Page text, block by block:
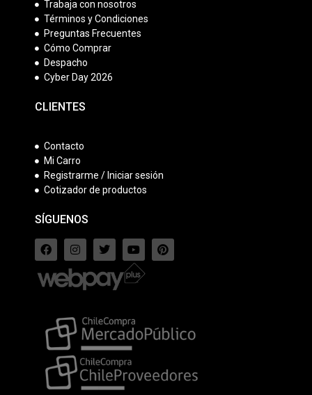
Trabaja con nosotros
Términos y Condiciones
Preguntas Frecuentes
Cómo Comprar
Despacho
Cyber Day 2026
CLIENTES
Contacto
Mi Carro
Registrarme / Iniciar sesión
Cotizador de productos
SÍGUENOS